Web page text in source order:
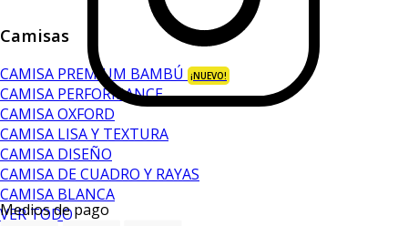
Camisas
CAMISA PREMIUM BAMBÚ ¡NUEVO!
CAMISA PERFORMANCE
CAMISA OXFORD
CAMISA LISA Y TEXTURA
CAMISA DISEÑO
CAMISA DE CUADRO Y RAYAS
CAMISA BLANCA
VER TODO
Medios de pago